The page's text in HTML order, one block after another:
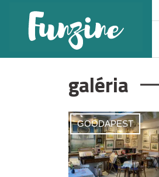
galéria
GOODAPEST